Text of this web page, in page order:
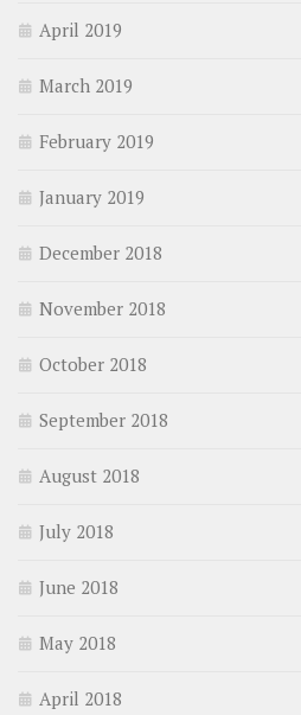
April 2019
March 2019
February 2019
January 2019
December 2018
November 2018
October 2018
September 2018
August 2018
July 2018
June 2018
May 2018
April 2018